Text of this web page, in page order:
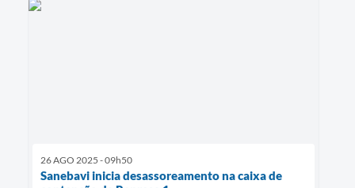
26 AGO 2025 - 09h50
Sanebavi inicia desassoreamento na caixa de